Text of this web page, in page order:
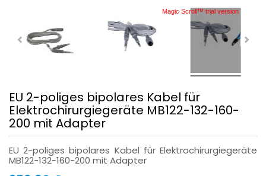
Magic Scroll™ trial version
EU 2-poliges bipolares Kabel für
Elektrochirurgiegeräte MB122-132-160-
200 mit Adapter
EU 2-poliges bipolares Kabel für Elektrochirurgiegeräte
MB122-132-160-200 mit Adapter